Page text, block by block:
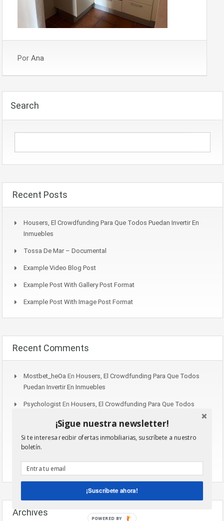
Por Ana
Search
Recent Posts
Housers, El Crowdfunding Para Que Todos Puedan Invertir En
Inmuebles
Tossa De Mar – Documental
Example Video Blog Post
Example Post With Gallery Post Format
Example Post With Image Post Format
Recent Comments
Mostbet_heOa En Housers, El Crowdfunding Para Que Todos
Puedan Invertir En Inmuebles
Psychologist En Housers, El Crowdfunding Para Que Todos
Lalabet_rkSr
Lalabet_qjPnEn
Archives
¡Sigue nuestra newsletter!
Si te interesa recibir ofertas inmobiliarias, suscríbete a nuestro
boletín.
¡Suscríbete ahora!
POWERED BY